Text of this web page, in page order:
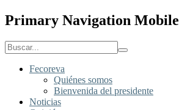
Primary Navigation Mobile
Fecoreva
Quiénes somos
Bienvenida del presidente
Noticias